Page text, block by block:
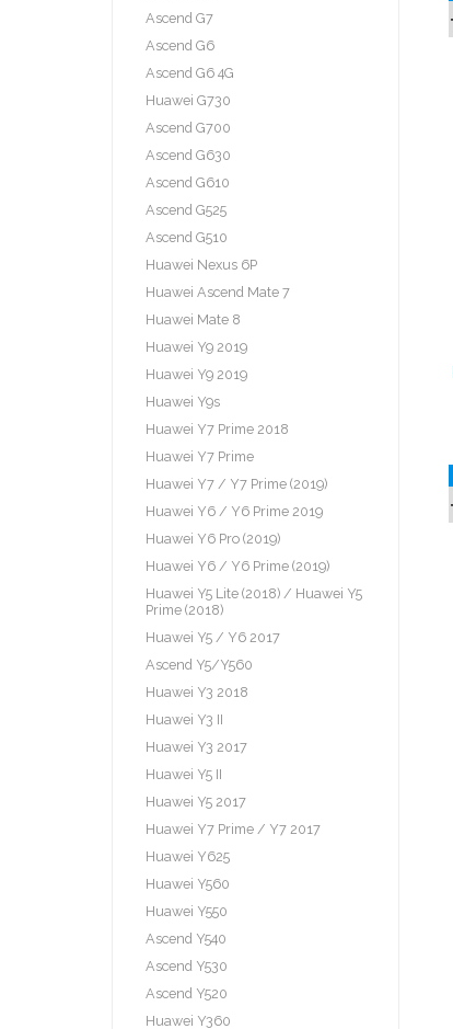
Ascend G7
Ascend G6
Ascend G6 4G
Huawei G730
Ascend G700
Ascend G630
Ascend G610
Ascend G525
Ascend G510
Huawei Nexus 6P
Huawei Ascend Mate 7
Huawei Mate 8
Huawei Y9 2019
Huawei Y9 2019
Huawei Y9s
Huawei Y7 Prime 2018
Huawei Y7 Prime
Huawei Y7 / Y7 Prime (2019)
Huawei Y6 / Y6 Prime 2019
Huawei Y6 Pro (2019)
Huawei Y6 / Y6 Prime (2019)
Huawei Y5 Lite (2018) / Huawei Y5
Prime (2018)
Huawei Y5 / Y6 2017
Ascend Y5/Y560
Huawei Y3 2018
Huawei Y3 II
Huawei Y3 2017
Huawei Y5 II
Huawei Y5 2017
Huawei Y7 Prime / Y7 2017
Huawei Y625
Huawei Y560
Huawei Y550
Ascend Y540
Ascend Y530
Ascend Y520
Huawei Y360